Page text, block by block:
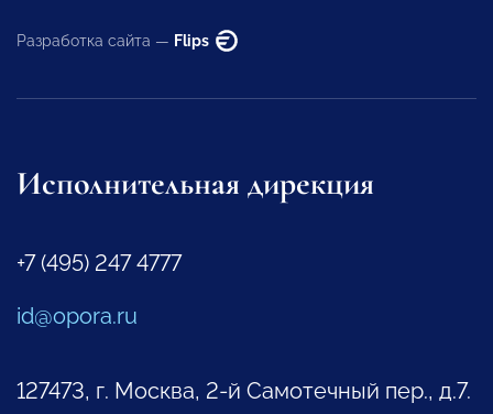
Разработка сайта — Flips
Исполнительная дирекция
+7 (495) 247 4777
id@opora.ru
127473, г. Москва, 2-й Самотечный пер., д.7.